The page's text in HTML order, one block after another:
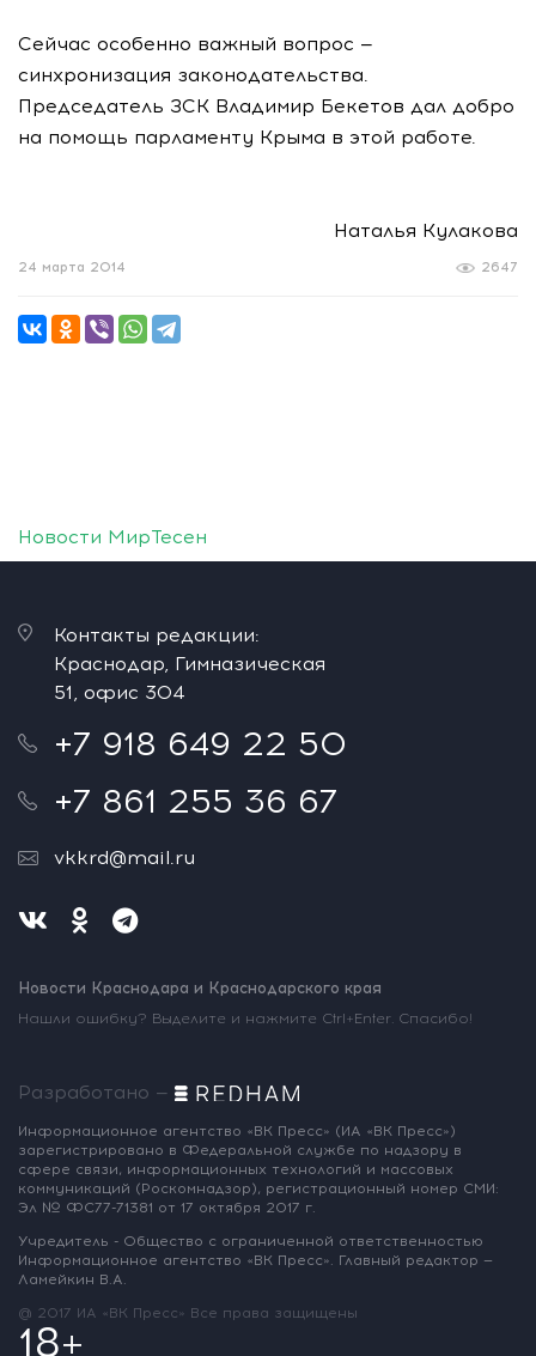
Сейчас особенно важный вопрос —
синхронизация законодательства.
Председатель ЗСК Владимир Бекетов дал добро
на помощь парламенту Крыма в этой работе.
Наталья Кулакова
2647
24 марта 2014
Новости МирТесен
Контакты редакции:
Краснодар, Гимназическая
51, офис 304
+7 918 649 22 50
+7 861 255 36 67
vkkrd@mail.ru
Новости Краснодара и Краснодарского края
Нашли ошибку? Выделите и нажмите Ctrl+Enter. Спасибо!
Разработано —
Информационное агентство «ВК Пресс» (ИА «ВК Пресс»)
зарегистрировано в Федеральной службе по надзору в
сфере связи, информационных технологий и массовых
коммуникаций (Роскомнадзор), регистрационный номер СМИ:
Эл № ФС77-71381 от 17 октября 2017 г.
Учредитель - Общество с ограниченной ответственностью
Информационное агентство «ВК Пресс». Главный редактор —
Ламейкин В.А.
@ 2017 ИА «ВК Пресс» Все права защищены
18+